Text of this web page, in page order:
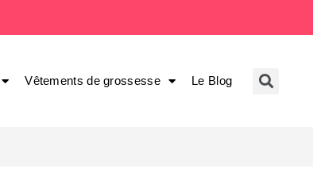
Vêtements de grossesse Le Blog